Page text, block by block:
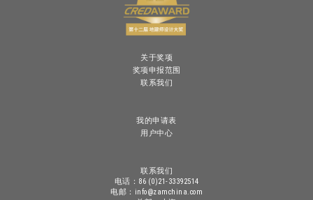
关于奖项
奖项申报范围
联系我们
我的申请表
用户中心
联系我们
电话：86 (0)21-33392514
电邮：info@zamchina.com